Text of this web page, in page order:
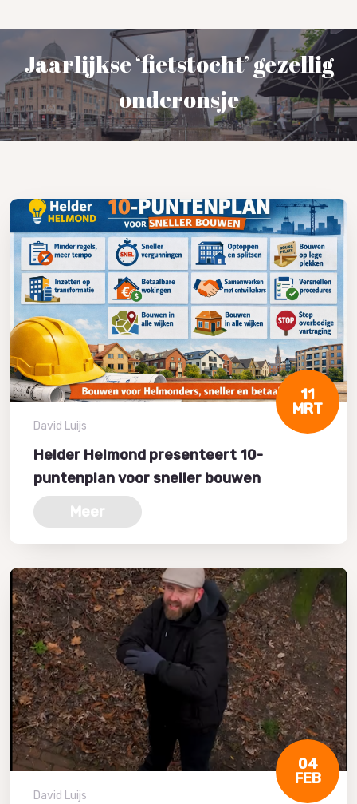
Jaarlijkse ‘fietstocht’ gezellig
onderonsje
11
MRT
David Luijs
Helder Helmond presenteert 10-
puntenplan voor sneller bouwen
Meer
04
FEB
David Luijs